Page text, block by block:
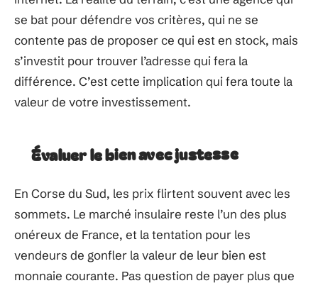
se bat pour défendre vos critères, qui ne se
contente pas de proposer ce qui est en stock, mais
s’investit pour trouver l’adresse qui fera la
différence. C’est cette implication qui fera toute la
valeur de votre investissement.
Évaluer le bien avec justesse
En Corse du Sud, les prix flirtent souvent avec les
sommets. Le marché insulaire reste l’un des plus
onéreux de France, et la tentation pour les
vendeurs de gonfler la valeur de leur bien est
monnaie courante. Pas question de payer plus que